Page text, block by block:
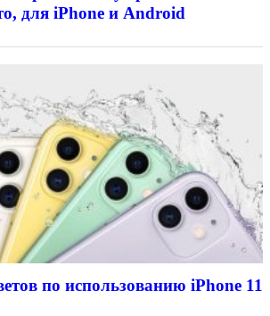
для iPhone и Android
по использованию iPhone 11